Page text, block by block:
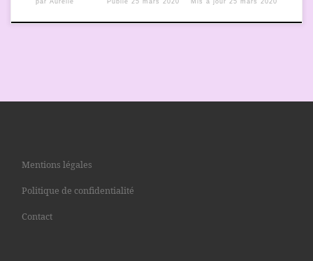
par Aurélie Publié25 mars 2020 Mis à jour25 mars 2020
Mentions légales
Politique de confidentialité
Contact